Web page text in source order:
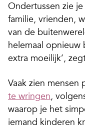
Ondertussen zie
familie, vrienden,
van de
helemaal opnieuw
extra moeilijk’,
Vaak zien mensen
te wringen,
waarop je het
iemand kinderen